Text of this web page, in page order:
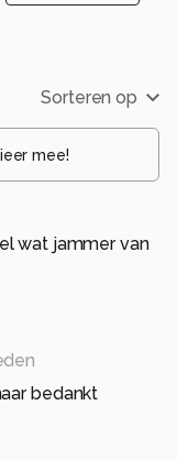
Sorteren op
mee!
wat jammer van
bedankt